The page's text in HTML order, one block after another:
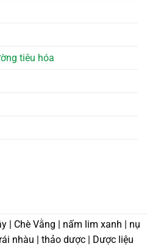
tiêu hóa
| Chè Vằng | nấm lim xanh | nụ
nhàu | thảo dược | Dược liệu